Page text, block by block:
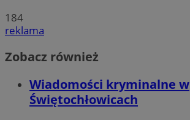
184
reklama
Zobacz również
Wiadomości kryminalne w
Świętochłowicach